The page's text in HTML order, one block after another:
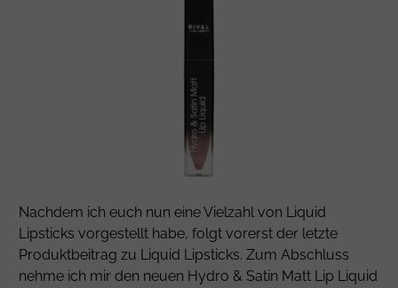
Nachdem ich euch nun eine Vielzahl von Liquid
Lipsticks vorgestellt habe, folgt vorerst der letzte
Produktbeitrag zu Liquid Lipsticks. Zum Abschluss
nehme ich mir den neuen Hydro & Satin Matt Lip Liquid